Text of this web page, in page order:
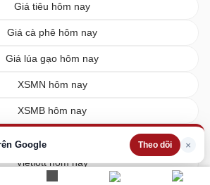
Google Theo dõi ×
Giá tiêu hôm nay
Giá cà phê hôm nay
Giá lúa gạo hôm nay
XSMN hôm nay
XSMB hôm nay
Vietlott hôm nay